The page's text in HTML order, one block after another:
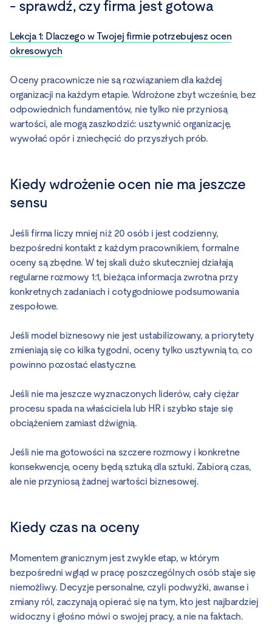
- sprawdź, czy firma jest gotowa
Lekcja 1: Dlaczego w Twojej firmie potrzebujesz ocen
okresowych
Oceny pracownicze nie są rozwiązaniem dla każdej
organizacji na każdym etapie. Wdrożone zbyt wcześnie, bez
odpowiednich fundamentów, nie tylko nie przyniosą
wartości, ale mogą zaszkodzić: usztywnić organizację,
wywołać opór i zniechęcić do przyszłych prób.
Kiedy wdrożenie ocen nie ma jeszcze
sensu
Jeśli firma liczy mniej niż 20 osób i jest codzienny,
bezpośredni kontakt z każdym pracownikiem, formalne
oceny są zbędne. W tej skali dużo skuteczniej działają
regularne rozmowy 1:1, bieżąca informacja zwrotna przy
konkretnych zadaniach i cotygodniowe podsumowania
zespołowe.
Jeśli model biznesowy nie jest ustabilizowany, a priorytety
zmieniają się co kilka tygodni, oceny tylko usztywnią to, co
powinno pozostać elastyczne.
Jeśli nie ma jeszcze wyznaczonych liderów, cały ciężar
procesu spada na właściciela lub HR i szybko staje się
obciążeniem zamiast dźwignią.
Jeśli nie ma gotowości na szczere rozmowy i konkretne
konsekwencje, oceny będą sztuką dla sztuki. Zabiorą czas,
ale nie przyniosą żadnej wartości biznesowej.
Kiedy czas na oceny
Momentem granicznym jest zwykle etap, w którym
bezpośredni wgląd w pracę poszczególnych osób staje się
niemożliwy. Decyzje personalne, czyli podwyżki, awanse i
zmiany ról, zaczynają opierać się na tym, kto jest najbardziej
widoczny i głośno mówi o swojej pracy, a nie na faktach.